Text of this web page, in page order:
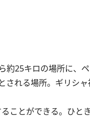
25キロの場所に、ペ
れる場所。ギリシ
ことができる。ひと